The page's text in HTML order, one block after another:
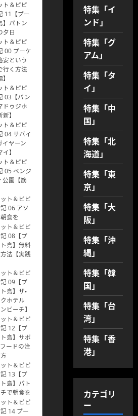
ト＆ピピ
11【プー
】パトン
夕日
ト＆ピピ
00 プーケ
安という
行く方法
ト＆ピピ
03【バン
ドゥジホ
】
ト＆ピピ
04 サバイ
イヤーン
イ】
ト＆ピピ
05 ベンジ
公園【筋
ト＆ピピ
06 アソ
食を
ト＆ピピ
08【プ
島】無料
法【実践
ト＆ピピ
09【プ
島】ザ・
ホテル
ンビーチ】
ト＆ピピ
12【プ
島】サボ
ードの注
ト＆ピピ
13【プ
島】パト
で朝食を
ト＆ピピ
14 プー
特集「イ
ンド」
特集「グ
アム」
特集「タ
イ」
特集「中
国」
特集「北
海道」
特集「東
京」
特集「大
阪」
特集「沖
縄」
特集「韓
国」
特集「台
湾」
特集「香
港」
カテゴリ
ー